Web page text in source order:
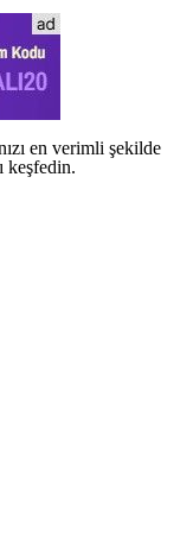
en verimli şekilde
keşfedin.